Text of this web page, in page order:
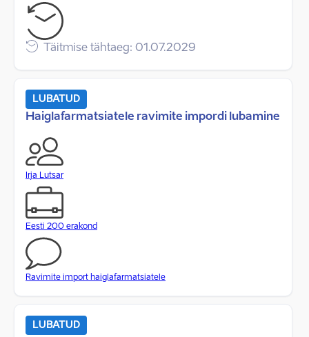
Täitmise tähtaeg: 01.07.2029
LUBATUD
Haiglafarmatsiatele ravimite impordi lubamine
Irja Lutsar
Eesti 200 erakond
Ravimite import haiglafarmatsiatele
LUBATUD